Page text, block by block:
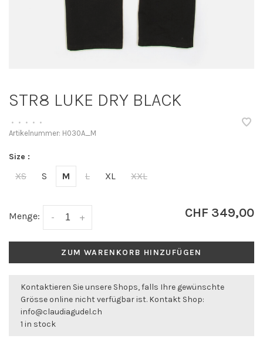
STR8 LUKE DRY BLACK
• • • • •
Artikelnummer: H030A_M
Size :
XS S M L XL XXL
Menge: +
- CHF 349,00
ZUM WARENKORB HINZUFÜGEN
Kontaktieren Sie unsere Shops, falls Ihre gewünschte
Grösse online nicht verfügbar ist. Kontakt Shop:
info@claudiagudel.ch
1 in stock